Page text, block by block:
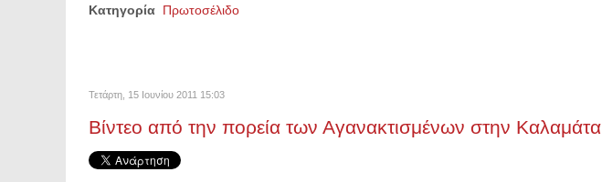
Κατηγορία Πρωτοσέλιδο
Τετάρτη, 15 Ιουνίου 2011 15:03
Βίντεο από την πορεία των Αγανακτισμένων στην Καλαμάτα